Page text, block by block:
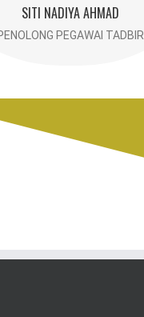
SITI NADIYA AHMAD
PEGAWAI TADBIR